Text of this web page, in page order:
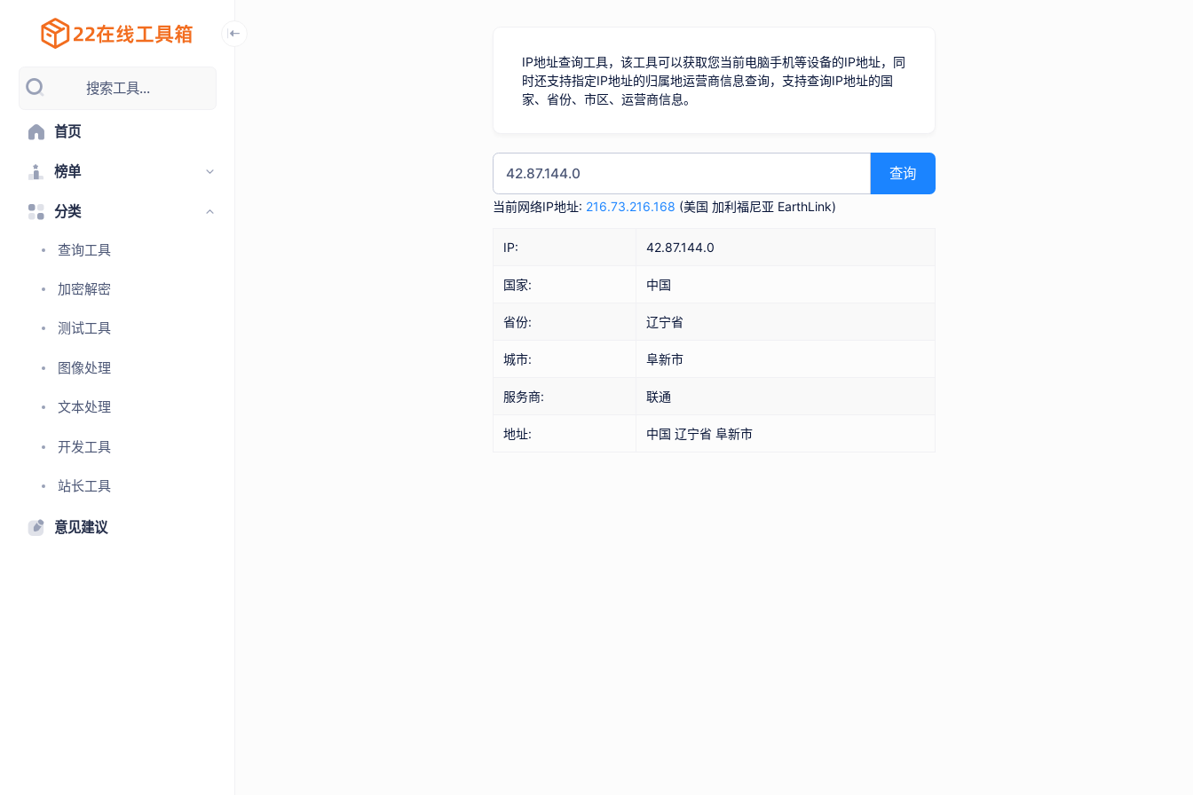
搜索工具...
首页
榜单
分类
查询工具
加密解密
测试工具
图像处理
文本处理
开发工具
站长工具
意见建议
IP地址查询工具，该工具可以获取您当前电脑手机等设备的IP地址，同
时还支持指定IP地址的归属地运营商信息查询，支持查询IP地址的国
家、省份、市区、运营商信息。
查询
当前网络IP地址: 216.73.216.168 (美国 加利福尼亚 EarthLink)
IP: 42.87.144.0
国家: 中国
省份: 辽宁省
城市: 阜新市
服务商: 联通
地址: 中国 辽宁省 阜新市